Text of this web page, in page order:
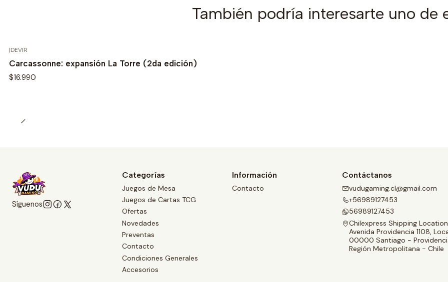
También podría interesarte uno de
|DEVIR
Carcassonne: expansión La Torre (2da edición)
$16.990
Síguenos
Categorías
Juegos de Mesa
Juegos de Cartas TCG
Ofertas
Novedades
Preventas
Contacto
Condiciones Generales
Accesorios
Información
Contacto
Contáctanos
vudugaming.cl@gmail.com
+56989127453
56989127453
Chilexpress Shipping Location
Avenida Providencia 1108,
00000 Santiago -
Región Metropolitana - Chile